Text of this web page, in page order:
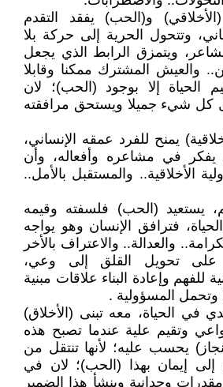
و(الحب) يفقد التقدم
وتتحول الحرية إلى حركة بلا
ويتمزق الرابط الذي يجعل
والعيش المشترك ممكنا وقابلا
الحياة إلا بوجود (الحب)؛ لان
كل شيء جميلا ويستحق مرافقته
يمنح للفرد عمقه الإنساني،
يفكر في مشاعره وأفعاله، وأن
الأخلاقية.. والمستقبل بالأمل..
يستعيد (الحب) فلسفته وقيمه
فترافق الإنسان وهو يواجه
والعدالة.. والاعتراف بالأخر
على تحويل القلق إلى وعي،
للفهم وإعادة البناء علاقات مبنية
المسؤولية .
في الحياة، معه تبنى (الأخلاق)
وتقيم علية عندما تصبح هذه
يحسب عليه؛ لأنها تنتقل من
إيمان بهذا (الحب)؛ لان في
وجدانية وينشأ هذا الضمير